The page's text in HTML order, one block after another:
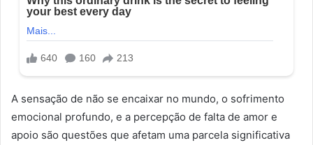
A sensação de não se encaixar no mundo, o sofrimento
emocional profundo, e a percepção de falta de amor e
apoio são questões que afetam uma parcela significativa